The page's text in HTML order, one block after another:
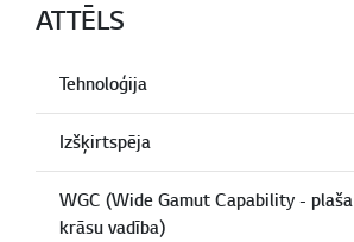
ATTĒLS
Tehnoloģija
Izšķirtspēja
WGC (Wide Gamut Capability - plaša
krāsu vadība)